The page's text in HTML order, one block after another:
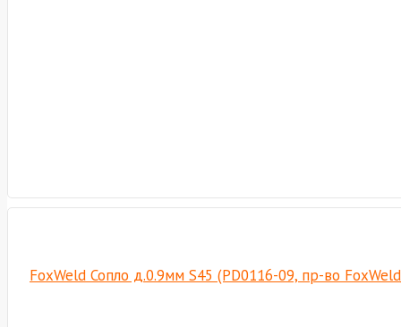
FoxWeld Сопло д.0.9мм S45 (PD0116-09, пр-во